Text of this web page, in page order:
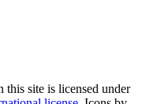
this site is licensed under